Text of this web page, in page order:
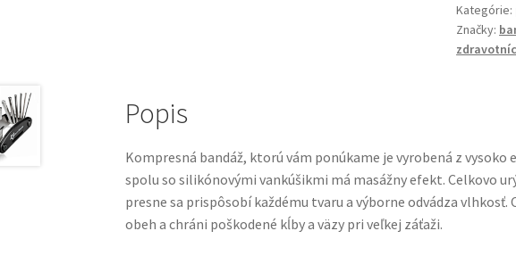
(2
návleky)
Kategórie:
Značky:
Popis
Kompresná bandáž, ktorú vám ponúkame je vyrobená z
spolu so silikónovými vankúšikmi má masážny efekt. Celkovo
presne sa prispôsobí každému tvaru a výborne odvádza
obeh a chráni poškodené kĺby a väzy pri veľkej záťaži.